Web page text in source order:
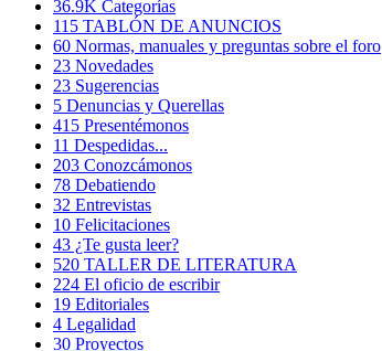
36.9K Categorías
115 TABLÓN DE ANUNCIOS
60 Normas, manuales y preguntas sobre el foro
23 Novedades
23 Sugerencias
5 Denuncias y Querellas
415 Presentémonos
11 Despedidas...
203 Conozcámonos
78 Debatiendo
32 Entrevistas
10 Felicitaciones
43 ¿Te gusta leer?
520 TALLER DE LITERATURA
224 El oficio de escribir
19 Editoriales
4 Legalidad
30 Proyectos